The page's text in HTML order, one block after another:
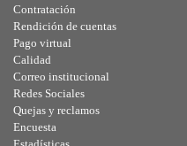
Contratación
Rendición de cuentas
Pago virtual
Calidad
Correo institucional
Redes Sociales
Quejas y reclamos
Encuesta